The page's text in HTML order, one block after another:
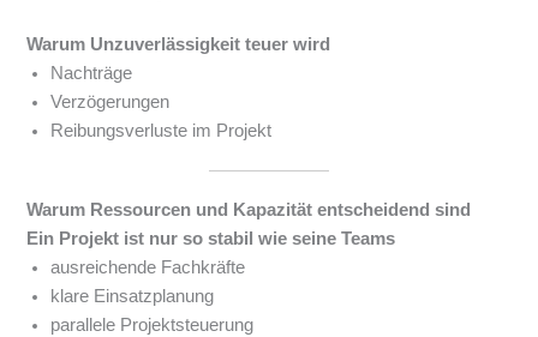
Warum Unzuverlässigkeit teuer wird
Nachträge
Verzögerungen
Reibungsverluste im Projekt
Warum Ressourcen und Kapazität entscheidend sind
Ein Projekt ist nur so stabil wie seine Teams
ausreichende Fachkräfte
klare Einsatzplanung
parallele Projektsteuerung